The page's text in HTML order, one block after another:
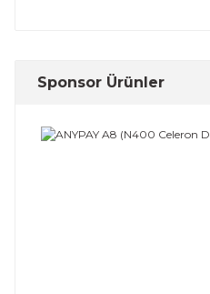
Sponsor Ürünler